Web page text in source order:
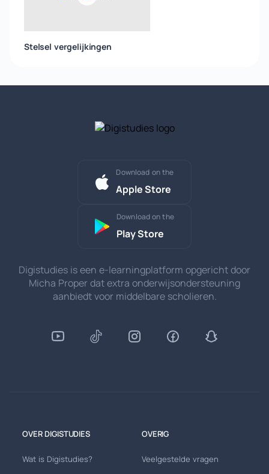
Stelsel vergelijkingen
Download on the
Apple Store
Download on the
Play Store
Digistudies is een e-learningplatform opgericht door
Micha Proper dat extra onderwijsondersteuning
aanbiedt voor middelbare scholieren.
OVER DIGISTUDIES
Wat is Digistudies?
OVERIG
Veelgestelde vragen